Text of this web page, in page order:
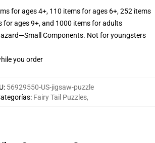
for ages 4+, 110 items for ages 6+, 252 items
for ages 9+, and 1000 items for adults
Components. Not for youngsters
you order
: 56929550-US-jigsaw-puzzle
: Fairy Tail Puzzles,